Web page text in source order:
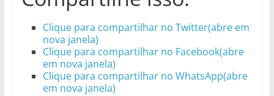
Clique para compartilhar no Twitter(abre em
nova janela)
Clique para compartilhar no Facebook(abre
em nova janela)
Clique para compartilhar no WhatsApp(abre
em nova janela)